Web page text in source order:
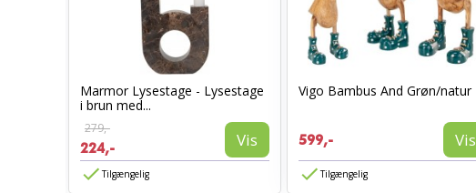
Marmor Lysestage - Lysestage
i brun med...
279,-
224,- Vis
Tilgængelig
Vigo Bambus And Grøn/natur
599,- Vis
Tilgængelig